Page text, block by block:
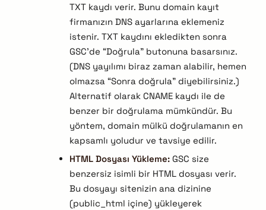
TXT kaydı verir. Bunu domain kayıt
firmanızın DNS ayarlarına eklemeniz
istenir. TXT kaydını ekledikten sonra
GSC’de “Doğrula” butonuna basarsınız.
(DNS yayılımı biraz zaman alabilir, hemen
olmazsa “Sonra doğrula” diyebilirsiniz.)
Alternatif olarak CNAME kaydı ile de
benzer bir doğrulama mümkündür. Bu
yöntem, domain mülkü doğrulamanın en
kapsamlı yoludur ve tavsiye edilir.
HTML Dosyası Yükleme:GSC size
benzersiz isimli bir HTML dosyası verir.
Bu dosyayı sitenizin ana dizinine
(public_html içine) yükleyerek